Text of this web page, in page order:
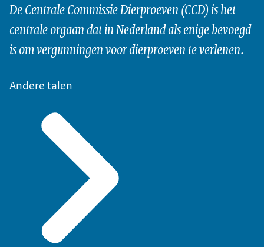
De Centrale Commissie Dierproeven (CCD) is het
centrale orgaan dat in Nederland als enige bevoegd
is om vergunningen voor dierproeven te verlenen.
Andere talen